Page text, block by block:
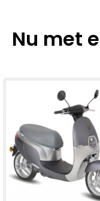
Nu met